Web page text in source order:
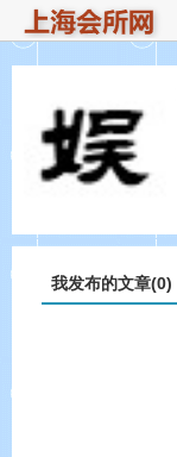
我发布的文章(0)